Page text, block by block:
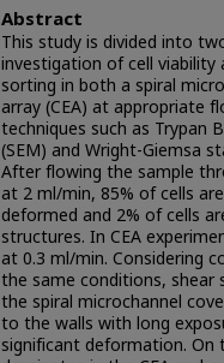
Abstract
This study is divided into
investigation of cell
sorting in both a spiral
array (CEA) at appropriate
techniques such as Trypan
(SEM) and Wright-Giemsa
After flowing the sample
at 2 ml/min, 85% of cells
deformed and 2% of cells
structures. In CEA
at 0.3 ml/min. Considering
the same conditions, shear
the spiral microchannel
to the walls with long
significant deformation. On